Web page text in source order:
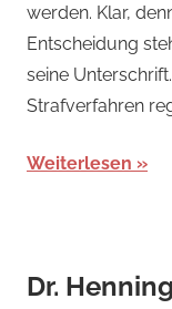
werden. Klar,
Entscheidung
seine
Strafverfahren
Weiterlesen
Dr.